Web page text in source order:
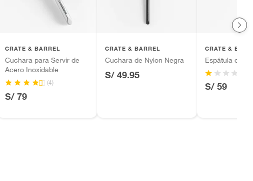
CRATE & BARREL
Cuchara para Servir de
Acero Inoxidable
(4)
S/ 79
CRATE & BARREL
Cuchara de Nylon Negra
S/ 49.95
CRATE &
Espátula de
S/ 59